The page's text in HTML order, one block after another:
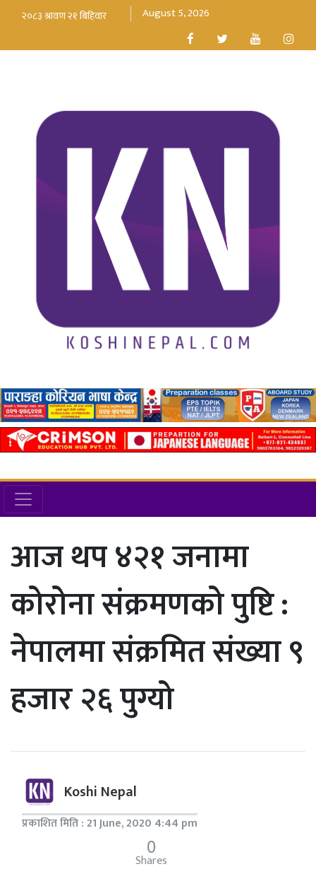
August 5, 2026
आज थप ४२१ जनामा
कोरोना संक्रमणको पुष्टि :
नेपालमा संक्रमित संख्या ९
हजार २६ पुग्यो
Koshi Nepal
प्रकाशित मिति : 21 June, 2020 4:44 pm
0
Shares